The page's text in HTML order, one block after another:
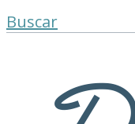
Buscar